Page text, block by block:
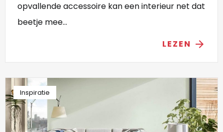
opvallende accessoire kan een interieur net dat
beetje mee...
LEZEN arrow_forward
Inspiratie